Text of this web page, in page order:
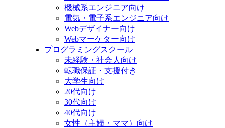
機械系エンジニア向け
電気・電子系エンジニア向け
Webデザイナー向け
Webマーケター向け
プログラミングスクール
未経験・社会人向け
転職保証・支援付き
大学生向け
20代向け
30代向け
40代向け
女性（主婦・ママ）向け